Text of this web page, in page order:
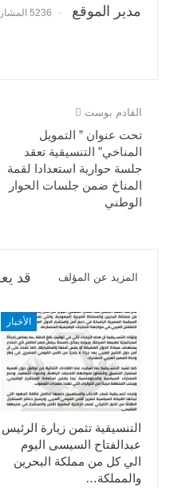
مدير الموقع 5236 المشاركات
القادم بوست
تحت عنوان ” التمويل
المناخي” التنسيقية تعقد
جلسة حوارية استعدادا لقمة
المناخ ضمن جلسات الحوار
الوطني
قد المزيد عن المؤلف
الأخبار
التنسيقية تثمن زيارة الرئيس
عبدالفتاح السيسى اليوم
الي كل من مملكة البحرين
والمملكة…